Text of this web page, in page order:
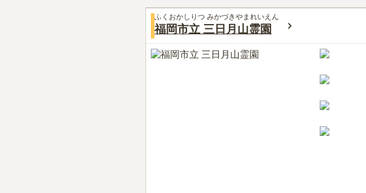
ふくおかしりつ みかづきやまれいえん
福岡市立 三日月山霊園